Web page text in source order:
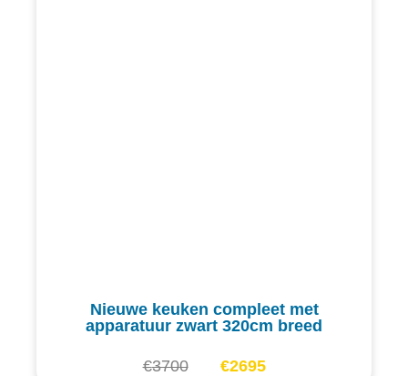
Nieuwe keuken compleet met
apparatuur zwart 320cm breed
€3700 €2695